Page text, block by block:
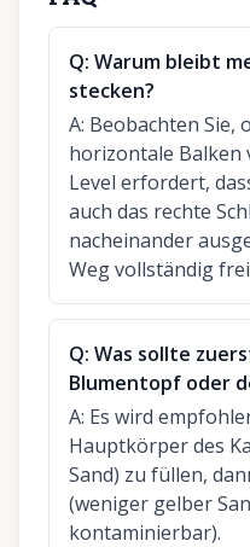
Q: Warum bleibt
stecken?
A: Beobachten Sie,
horizontale Balken
Level erfordert,
auch das rechte
nacheinander
Weg vollständig
Q: Was sollte
Blumentopf oder
A: Es wird
Hauptkörper des
Sand) zu füllen,
(weniger gelber
kontaminierbar).